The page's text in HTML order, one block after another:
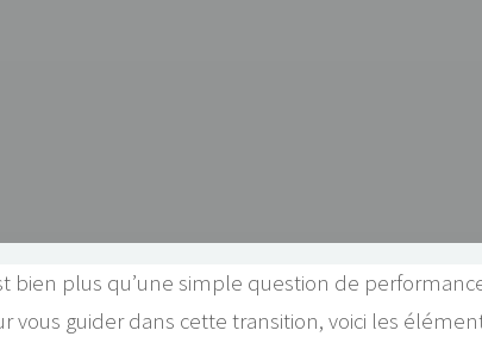
bien plus qu’une simple question de
vous guider dans cette transition, voici les